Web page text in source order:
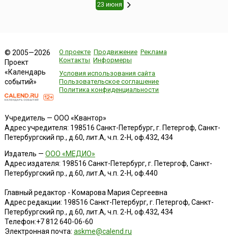
23 июня
© 2005—2026
Проект
«Календарь
событий»
О проекте Продвижение Реклама
Контакты Информеры
Условия использования сайта
Пользовательское соглашение
Политика конфиденциальности
Учредитель — ООО «Квантор»
Адрес учредителя: 198516 Санкт-Петербург, г. Петергоф, Санкт-
Петербургский пр., д.60, лит.А, ч.п. 2-Н, оф.432, 434
Издатель — ООО «МЕДИО»
Адрес издателя: 198516 Санкт-Петербург, г. Петергоф, Санкт-
Петербургский пр., д.60, лит.А, ч.п. 2-Н, оф.440
Главный редактор - Комарова Мария Сергеевна
Адрес редакции: 198516 Санкт-Петербург, г. Петергоф, Санкт-
Петербургский пр., д.60, лит.А, ч.п. 2-Н, оф.432, 434
Телефон:+7 812 640-06-60
Электронная почта: askme@calend.ru